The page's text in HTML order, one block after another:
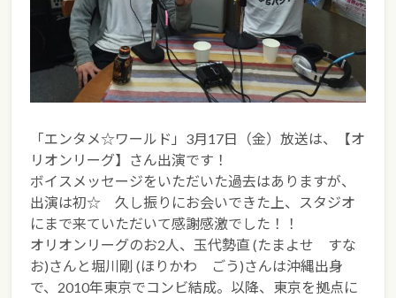
「エンタメ☆ワールド」3月17日（金）放送は、【オ
リオンリーグ】さん出演です！
ボイスメッセージをいただいた過去はありますが、
出演は初☆ 久し振りにお会いできた上、スタジオ
にまで来ていただいて感謝感激でした！！
オリオンリーグのお2人、玉代勢直 (たまよせ すな
お)さんと堀川剛 (ほりかわ ごう)さんは沖縄出身
で、2010年東京でコンビ結成。以降、東京を拠点に